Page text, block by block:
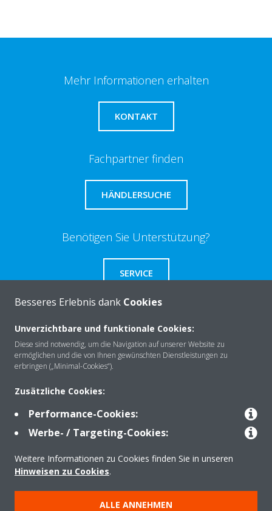
Mehr Informationen erhalten
KONTAKT
Fachpartner finden
HÄNDLERSUCHE
Benötigen Sie Unterstützung?
SERVICE
Über Daikin
Lösungen
Kontakt
Besseres Erlebnis dank Cookies
Unverzichtbare und funktionale Cookies:
Diese sind notwendig, um die Navigation auf unserer Website zu
ermöglichen und die von Ihnen gewünschten Dienstleistungen zu
erbringen („Minimal-Cookies“).
Zusätzliche Cookies:
Performance-Cookies:
Werbe- / Targeting-Cookies:
Weitere Informationen zu Cookies finden Sie in unseren
Hinweisen zu Cookies.
ALLE ANNEHMEN